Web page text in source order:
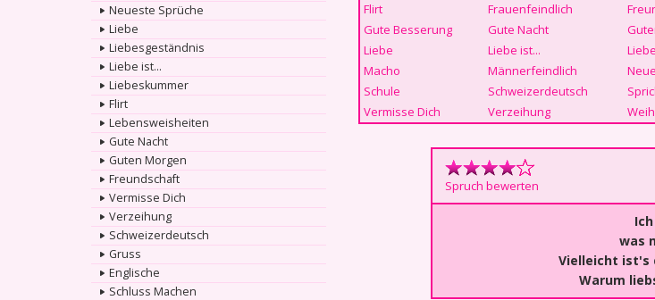
Neueste Sprüche
Liebe
Liebesgeständnis
Liebe ist...
Liebeskummer
Flirt
Lebensweisheiten
Gute Nacht
Guten Morgen
Freundschaft
Vermisse Dich
Verzeihung
Schweizerdeutsch
Gruss
Englische
Schluss Machen
Flirt
Frauenfeindlich
Gute Besserung
Gute Nacht
Liebe
Liebe ist...
Macho
Männerfeindlich
Schule
Schweizerdeutsch
Vermisse Dich
Verzeihung
Spruch bewerten
was
Vielleicht ist's
Warum